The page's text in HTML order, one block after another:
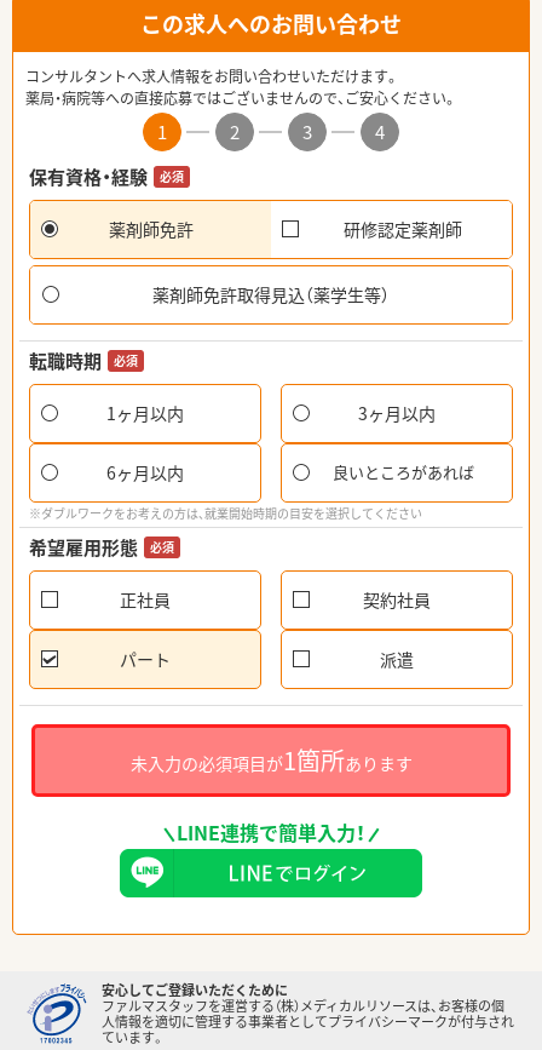
この求人へのお問い合わせ
コンサルタントへ求人情報をお問い合わせいただけます。
薬局・病院等への直接応募ではございませんので、ご安心ください。
1 2 3
4
保有資格・経験
必須
薬剤師免許 研修認定薬剤師
薬剤師免許取得見込（薬学生等）
転職時期 必須
1ヶ月以内 3ヶ月以内
6ヶ月以内 良いところがあれば
※ダブルワークをお考えの方は、就業開始時期の目安を選択してください
希望雇用形態 必須
正社員 契約社員
パート 派遣
未入力の必須項目が1箇所あります
LINE連携で簡単入力！
安心してご登録いただくために
ファルマスタッフを運営する（株）メディカルリソースは、お客様の個
人情報を適切に管理する事業者としてプライバシーマークが付与され
ています。